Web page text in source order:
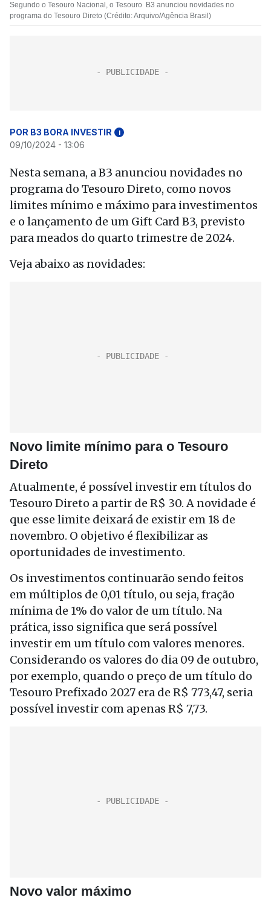
Segundo o Tesouro Nacional, o Tesouro B3 anunciou novidades no
programa do Tesouro Direto (Crédito: Arquivo/Agência Brasil)
POR B3 BORA INVESTIR i
09/10/2024 - 13:06
Nesta semana, a B3 anunciou novidades no
programa do Tesouro Direto, como novos
limites mínimo e máximo para investimentos
e o lançamento de um Gift Card B3, previsto
para meados do quarto trimestre de 2024.
Veja abaixo as novidades:
Novo limite mínimo para o Tesouro
Direto
Atualmente, é possível investir em títulos do
Tesouro Direto a partir de R$ 30. A novidade é
que esse limite deixará de existir em 18 de
novembro. O objetivo é flexibilizar as
oportunidades de investimento.
Os investimentos continuarão sendo feitos
em múltiplos de 0,01 título, ou seja, fração
mínima de 1% do valor de um título. Na
prática, isso significa que será possível
investir em um título com valores menores.
Considerando os valores do dia 09 de outubro,
por exemplo, quando o preço de um título do
Tesouro Prefixado 2027 era de R$ 773,47, seria
possível investir com apenas R$ 7,73.
Novo valor máximo